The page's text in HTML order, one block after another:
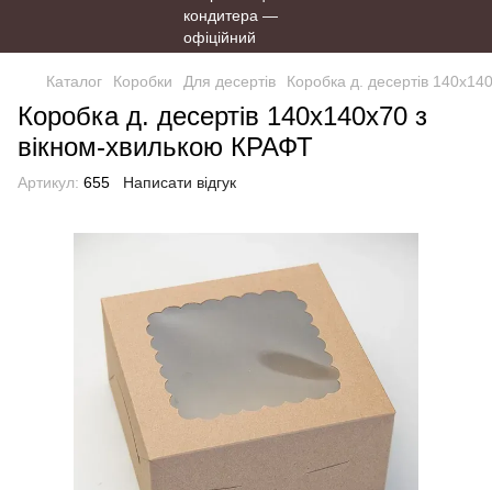
Каталог Коробки Для десертів Коробка д. десертів
Коробка д. десертів 140х140х70 з
вікном-хвилькою КРАФТ
Артикул: 655 Написати відгук